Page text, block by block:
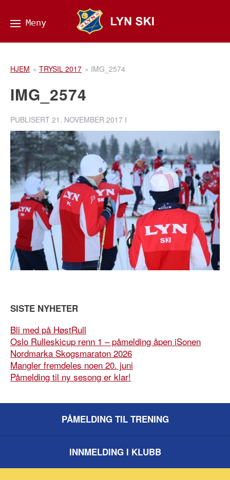
HJEM » TRYSIL 2017 » IMG_2574
IMG_2574
PUBLISERT 21. NOVEMBER 2017 I
SISTE NYHETER
Bli med på HøstRull
Oslo Rulleskicup renn 1 – påmelding åpen iSonen
Nordmarka Skogsmaraton 2026
Mangler fremdeles noen 20. juni
Påmelding til ny sesong er klar!
PÅMELDING TIL TRENING
INNMELDING I KLUBB